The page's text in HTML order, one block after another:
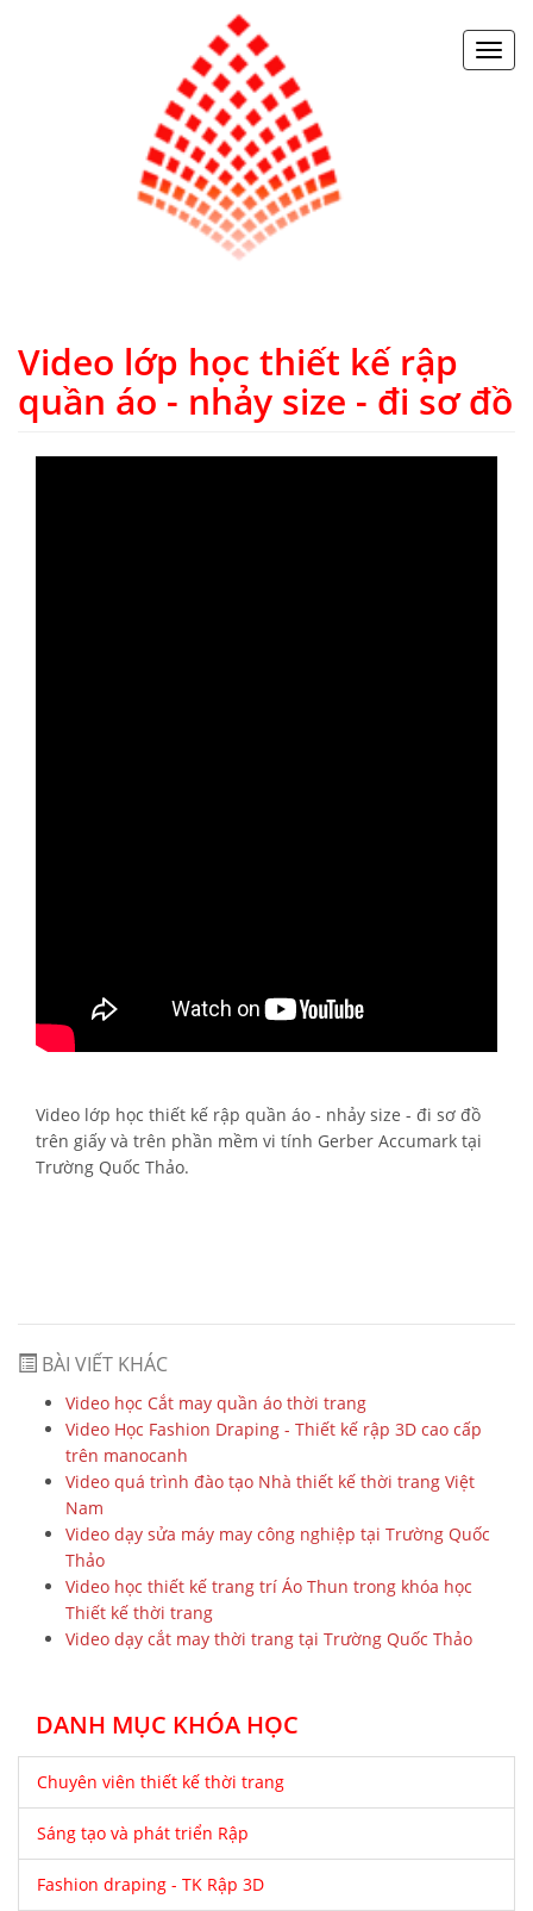
Video lớp học thiết kế rập
quần áo - nhảy size - đi sơ đồ
Video lớp học thiết kế rập quần áo - nhảy size - đi sơ đồ
trên giấy và trên phần mềm vi tính Gerber Accumark tại
Trường Quốc Thảo.
BÀI VIẾT KHÁC
Video học Cắt may quần áo thời trang
Video Học Fashion Draping - Thiết kế rập 3D cao cấp
trên manocanh
Video quá trình đào tạo Nhà thiết kế thời trang Việt
Nam
Video dạy sửa máy may công nghiệp tại Trường Quốc
Thảo
Video học thiết kế trang trí Áo Thun trong khóa học
Thiết kế thời trang
Video dạy cắt may thời trang tại Trường Quốc Thảo
DANH MỤC KHÓA HỌC
Chuyên viên thiết kế thời trang
Sáng tạo và phát triển Rập
Fashion draping - TK Rập 3D